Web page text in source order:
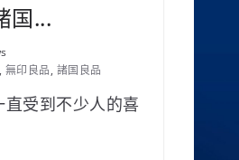
国...
, 無印良品, 諸国良品
受到不少人的喜